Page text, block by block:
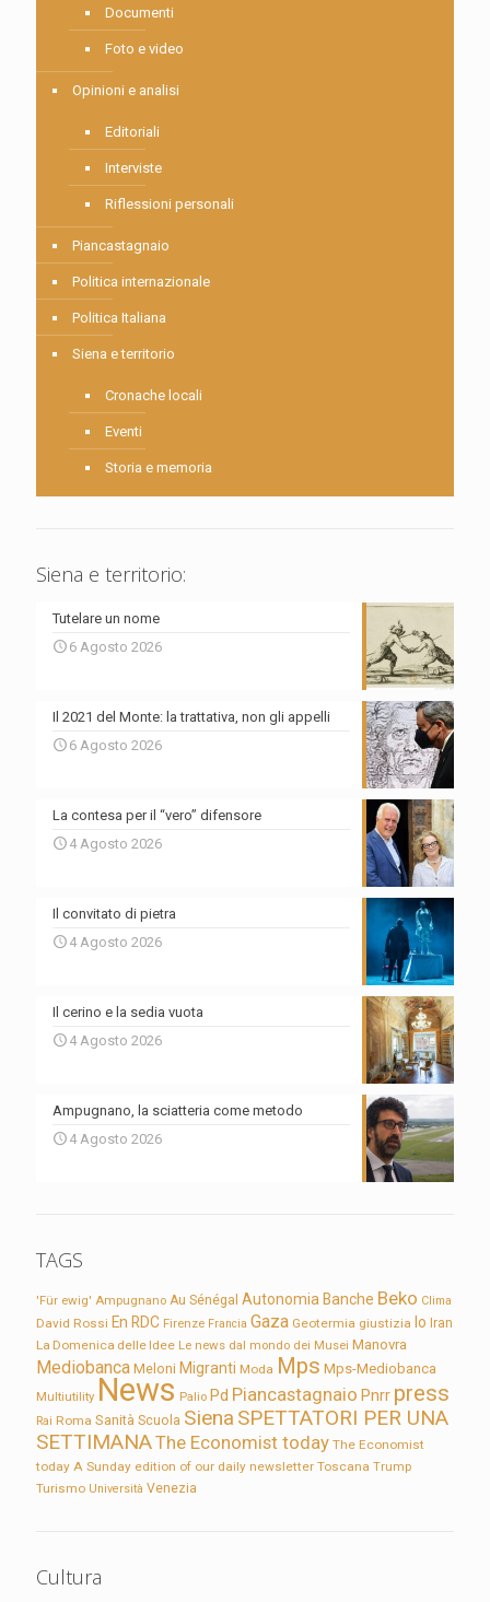
Documenti
Foto e video
Opinioni e analisi
Editoriali
Interviste
Riflessioni personali
Piancastagnaio
Politica internazionale
Politica Italiana
Siena e territorio
Cronache locali
Eventi
Storia e memoria
Siena e territorio:
Tutelare un nome
6 Agosto 2026
Il 2021 del Monte: la trattativa, non gli appelli
6 Agosto 2026
La contesa per il “vero” difensore
4 Agosto 2026
Il convitato di pietra
4 Agosto 2026
Il cerino e la sedia vuota
4 Agosto 2026
Ampugnano, la sciatteria come metodo
4 Agosto 2026
TAGS
'Für ewig' Ampugnano Au Sénégal Autonomia Banche Beko Clima
David Rossi En RDC Firenze Francia Gaza Geotermia giustizia Io Iran
La Domenica delle Idee Le news dal mondo dei Musei Manovra
Mediobanca Meloni Migranti Moda Mps Mps-Mediobanca
Multiutility News Palio Pd Piancastagnaio Pnrr press
Rai Roma Sanità Scuola Siena SPETTATORI PER UNA
SETTIMANAThe Economist today The Economist
today A Sunday edition of our daily newsletter Toscana Trump
Turismo Università Venezia
Cultura